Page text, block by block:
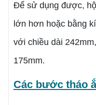
Để sử dụng được,
lớn hơn hoặc bằng
với chiều dài 242mm
175mm.
Các bước tháo